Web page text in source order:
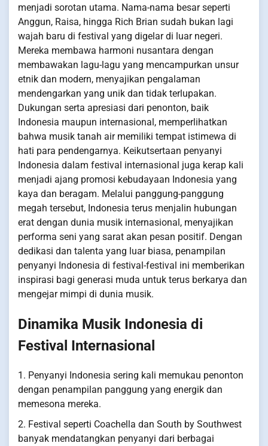
menjadi sorotan utama. Nama-nama besar seperti
Anggun, Raisa, hingga Rich Brian sudah bukan lagi
wajah baru di festival yang digelar di luar negeri.
Mereka membawa harmoni nusantara dengan
membawakan lagu-lagu yang mencampurkan unsur
etnik dan modern, menyajikan pengalaman
mendengarkan yang unik dan tidak terlupakan.
Dukungan serta apresiasi dari penonton, baik
Indonesia maupun internasional, memperlihatkan
bahwa musik tanah air memiliki tempat istimewa di
hati para pendengarnya. Keikutsertaan penyanyi
Indonesia dalam festival internasional juga kerap kali
menjadi ajang promosi kebudayaan Indonesia yang
kaya dan beragam. Melalui panggung-panggung
megah tersebut, Indonesia terus menjalin hubungan
erat dengan dunia musik internasional, menyajikan
performa seni yang sarat akan pesan positif. Dengan
dedikasi dan talenta yang luar biasa, penampilan
penyanyi Indonesia di festival-festival ini memberikan
inspirasi bagi generasi muda untuk terus berkarya dan
mengejar mimpi di dunia musik.
Dinamika Musik Indonesia di
Festival Internasional
1. Penyanyi Indonesia sering kali memukau penonton
dengan penampilan panggung yang energik dan
memesona mereka.
2. Festival seperti Coachella dan South by Southwest
banyak mendatangkan penyanyi dari berbagai